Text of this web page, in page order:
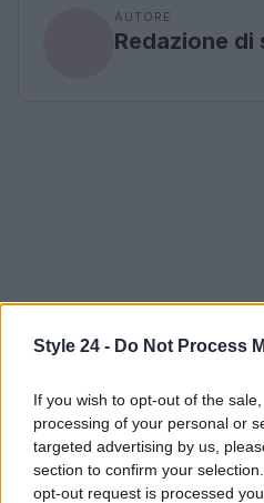
Style 24 - Do Not Process
If you wish to opt-out of the
processing of your personal or
targeted advertising by us,
section to confirm your
opt-out request is processed
AUTORE
Redazione di